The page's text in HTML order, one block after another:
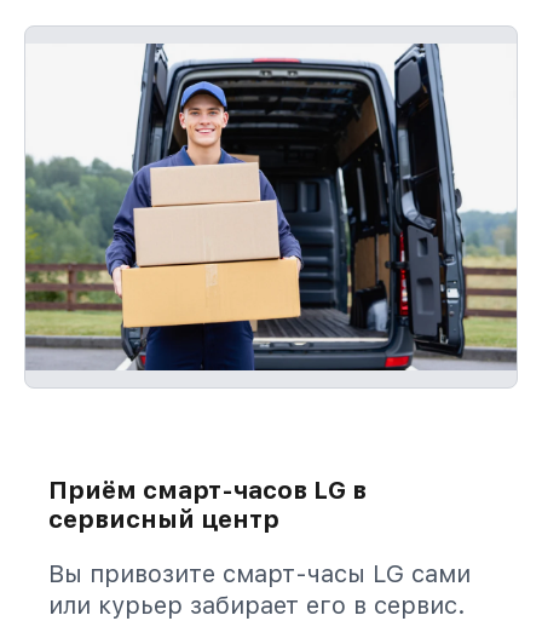
Приём смарт-часов LG в
сервисный центр
Вы привозите смарт-часы LG сами
или курьер забирает его в сервис.